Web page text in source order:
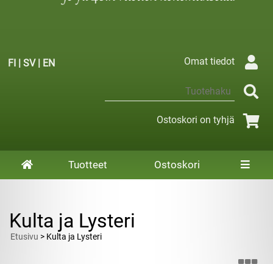
FI | SV| EN Omat tiedot
Ostoskori on tyhjä
Tuotteet Ostoskori
Kulta ja Lysteri
Etusivu > Kulta ja Lysteri